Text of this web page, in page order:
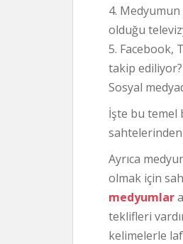
4.
olduğu
5. Facebook,
takip ediliyor?
Sosyal
İşte bu temel
sahtelerinden
Ayrıca
olmak için
medyumlar
teklifleri
kelimelerle